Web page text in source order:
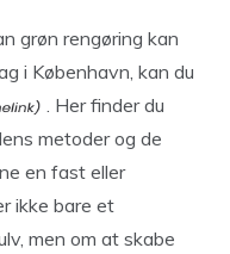
grøn rengøring kan
i København, kan du
. Her finder du
metoder og de
en fast eller
ikke bare et
men om at skabe